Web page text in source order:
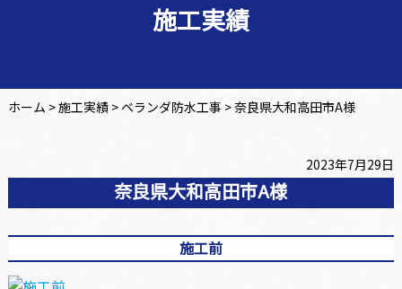
施工実績
ホーム >施工実績> ベランダ防水工事 >奈良県大和高田市A様
2023年7月29日
奈良県大和高田市A様
施工前